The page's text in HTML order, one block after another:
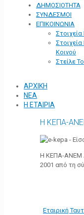
ΔΗΜΟΣΙΟΤΗΤΑ
ΣΥΝΔΕΣΜΟΙ
ΕΠΙΚΟΙΝΩΝΙΑ
Στοιχεία
Κοινού
Στείλε
ΑΡΧΙΚΗ
ΝΕΑ
Η ΕΤΑΙΡΙΑ
Η ΚΕΠΑ-
Η ΚΕΠΑ-ΑΝΕΜ
2001 από τη
Εταιρική